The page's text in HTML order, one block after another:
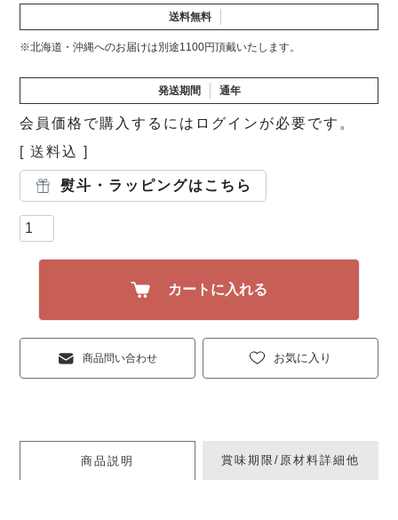
送料無料
※北海道・沖縄へのお届けは別途1100円頂戴いたします。
発送期間 通年
会員価格で購入するにはログインが必要です。
送料込
熨斗・ラッピングはこちら
お気に入り
カートに入れる
商品問い合わせ
商品説明 賞味期限/原材料詳細他